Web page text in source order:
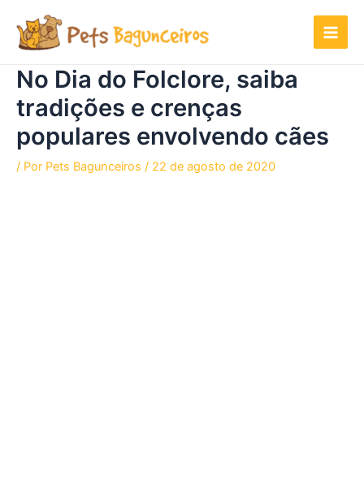
para
conteúdo
No Dia do Folclore, saiba
tradições e crenças
populares envolvendo cães
/ Por Pets Bagunceiros / 22 de agosto de 2020